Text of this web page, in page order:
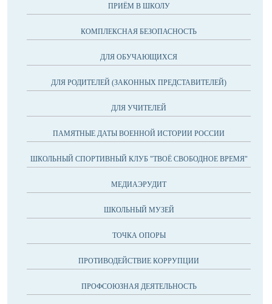
ПРИЁМ В ШКОЛУ
КОМПЛЕКСНАЯ БЕЗОПАСНОСТЬ
ДЛЯ ОБУЧАЮЩИХСЯ
ДЛЯ РОДИТЕЛЕЙ (ЗАКОННЫХ ПРЕДСТАВИТЕЛЕЙ)
ДЛЯ УЧИТЕЛЕЙ
ПАМЯТНЫЕ ДАТЫ ВОЕННОЙ ИСТОРИИ РОССИИ
ШКОЛЬНЫЙ СПОРТИВНЫЙ КЛУБ "ТВОЁ СВОБОДНОЕ ВРЕМЯ"
МЕДИАЭРУДИТ
ШКОЛЬНЫЙ МУЗЕЙ
ТОЧКА ОПОРЫ
ПРОТИВОДЕЙСТВИЕ КОРРУПЦИИ
ПРОФСОЮЗНАЯ ДЕЯТЕЛЬНОСТЬ